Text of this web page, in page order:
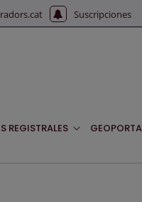
Suscripciones
REGISTRALES